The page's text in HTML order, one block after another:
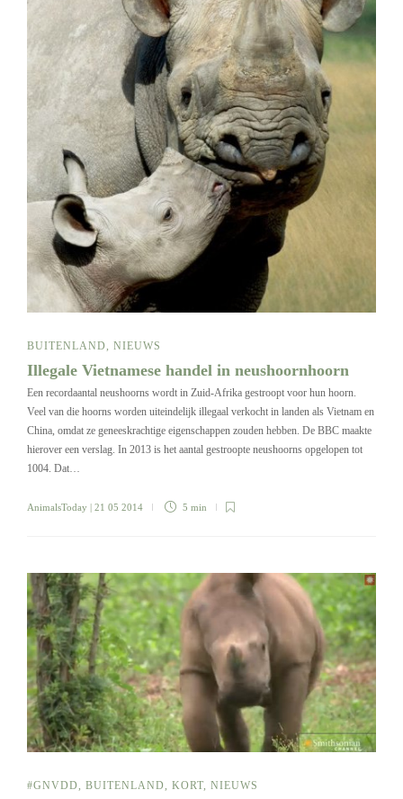
BUITENLAND, NIEUWS
Illegale Vietnamese handel in neushoornhoorn
Een recordaantal neushoorns wordt in Zuid-Afrika gestroopt voor hun hoorn.
Veel van die hoorns worden uiteindelijk illegaal verkocht in landen als Vietnam en
China, omdat ze geneeskrachtige eigenschappen zouden hebben. De BBC maakte
hierover een verslag. In 2013 is het aantal gestroopte neushoorns opgelopen tot
1004. Dat…
AnimalsToday | 21 05 2014 5 min
#GNVDD, BUITENLAND, KORT, NIEUWS